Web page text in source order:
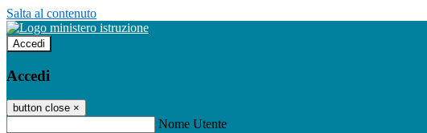
Salta al contenuto
Accedi
Accedi
button close ×
Nome Utente